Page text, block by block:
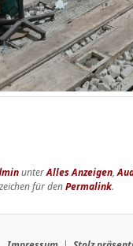
unterAlles Anzeigen,
für denPermalink.